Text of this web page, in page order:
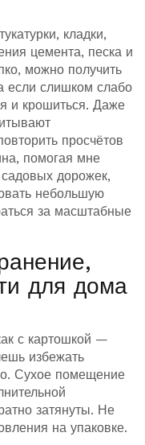
кладки,
цемента, песка и
можно получить
если слишком слабо
и крошиться. Даже
просчётов
помогая мне
дорожек,
небольшую
за масштабные
для дома
с картошкой —
избежать
Сухое помещение
затянуты. Не
на упаковке.